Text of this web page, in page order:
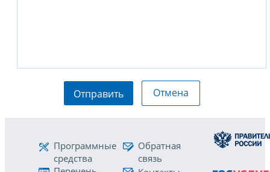
Отправить Отмена
Программные
средства
Обратная
связь